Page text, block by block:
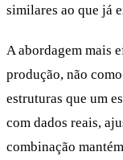
similares ao que já
A abordagem mais
produção, não
estruturas que um
com dados reais,
combinação